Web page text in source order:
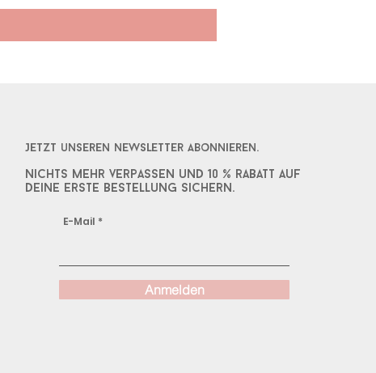
Jetzt unseren Newsletter abonnieren.
Nichts mehr verpassen und 10 % rabatt auf
deine erste bestellung sichern.
E-Mail
Anmelden